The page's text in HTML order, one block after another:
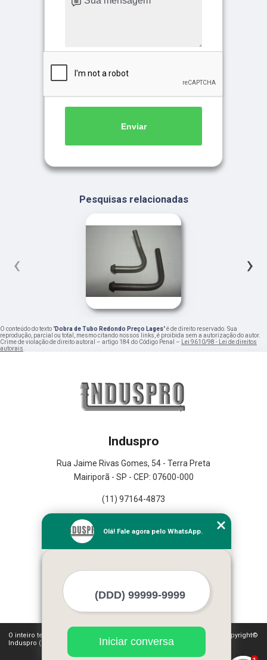
Enviar
Pesquisas relacionadas
‹ ›
O conteúdo do texto "Dobra de Tubo Redondo Preço Lages" é de direito reservado. Sua
reprodução, parcial ou total, mesmo citando nossos links, é proibida sem a autorização do autor.
Crime de violação de direito autoral – artigo 184 do Código Penal – Lei 9610/98 - Lei de direitos
autorais.
Induspro
Rua Jaime Rivas Gomes, 54 - Terra Preta
Mairiporã - SP - CEP: 07600-000
(11) 97164-4873
Empresa
Missão
Mapa do site
Mais Serviços
O inteiro teor deste site está sujeito à proteção de direitos autorais. Copyright©
Induspro (Lei 9610 de 19/02/1998)
Olá! Fale agora pelo WhatsApp.
Iniciar conversa